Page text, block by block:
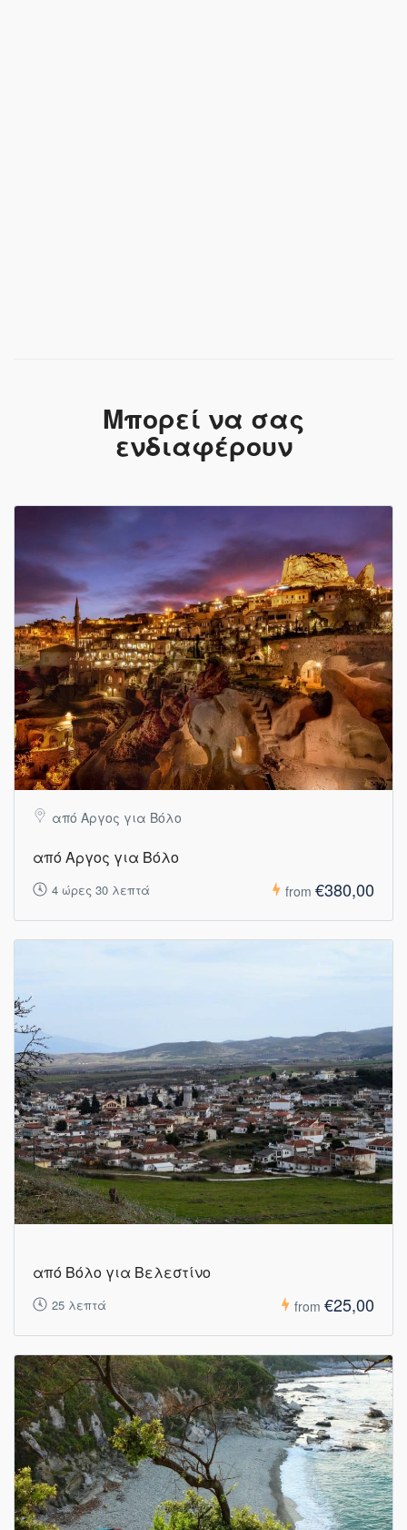
Μπορεί να σας
ενδιαφέρουν
από Αργος για Βόλο
από Αργος για Βόλο
4 ώρες 30 λεπτά from €380,00
από Βόλο για Βελεστίνο
25 λεπτά from €25,00